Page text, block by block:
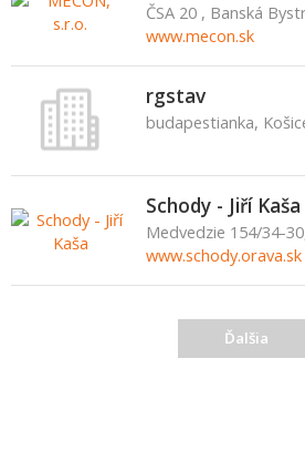
ČSA 20 , Banská
www.mecon.sk
rgstav
Schody - Jiří Kaša
Medvedzie 154/34-
www.schody.orava.sk
Ďalšia